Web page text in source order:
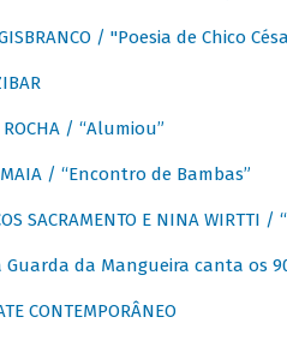
/ "Poesia de Chico
ROCHA / “Alumiou”
MAIA / “Encontro de Bambas”
SACRAMENTO E NINA WIRTTI
Guarda da Mangueira canta os
CONTEMPORÂNEO